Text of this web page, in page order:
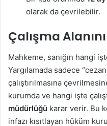
olarak da çevrilebilir.
Çalışma
Mahkeme, sanığın hangi
Yargılamada sadece
çalıştırılmasına
kurumda ve hangi işte
müdürlüğü karar verir. Bu
infazı kısıtlayan hüküm